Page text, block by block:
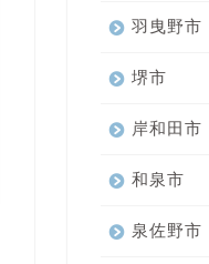
羽曳野市
堺市
岸和田市
和泉市
泉佐野市